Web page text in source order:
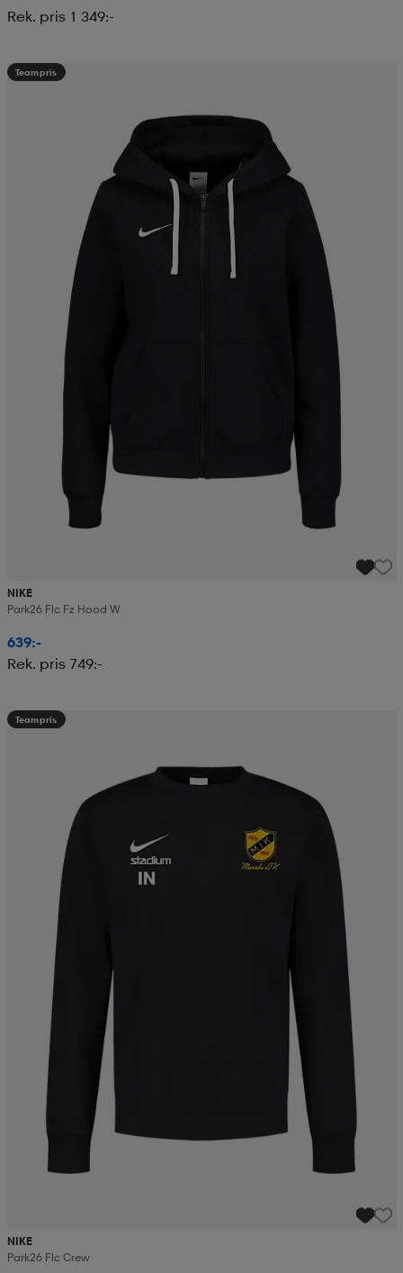
Rek. pris 1 349:-
Teampris
NIKE
Park26 Flc Fz Hood W
639:-
Rek. pris 749:-
Teampris
NIKE
Park26 Flc Crew